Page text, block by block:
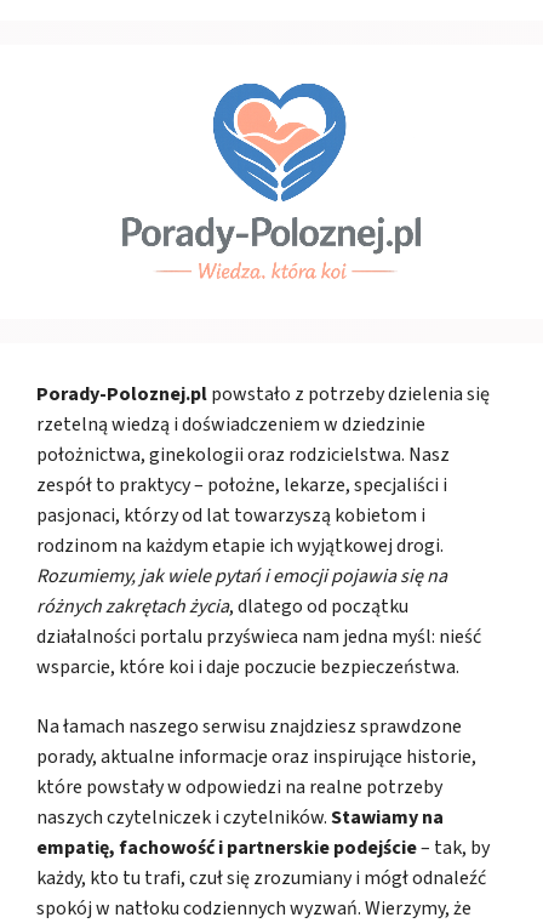
Porady-Poloznej.plpowstało z potrzeby dzielenia się
rzetelną wiedzą i doświadczeniem w dziedzinie
położnictwa, ginekologii oraz rodzicielstwa. Nasz
zespół to praktycy – położne, lekarze, specjaliści i
pasjonaci, którzy od lat towarzyszą kobietom i
rodzinom na każdym etapie ich wyjątkowej drogi.
Rozumiemy, jak wiele pytań i emocji pojawia się na
różnych zakrętach życia, dlatego od początku
działalności portalu przyświeca nam jedna myśl: nieść
wsparcie, które koi i daje poczucie bezpieczeństwa.
Na łamach naszego serwisu znajdziesz sprawdzone
porady, aktualne informacje oraz inspirujące historie,
które powstały w odpowiedzi na realne potrzeby
naszych czytelniczek i czytelników.Stawiamy na
empatię, fachowość i partnerskie podejście– tak, by
każdy, kto tu trafi, czuł się zrozumiany i mógł odnaleźć
spokój w natłoku codziennych wyzwań. Wierzymy, że